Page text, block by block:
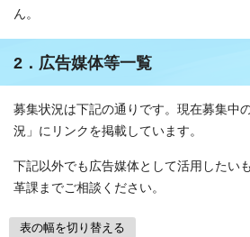
ん。
2．広告媒体等一覧
募集状況は下記の通りです。現在募集中
況」にリンクを掲載しています。
下記以外でも広告媒体として活用したい
革課までご相談ください。
表の幅を切り替える